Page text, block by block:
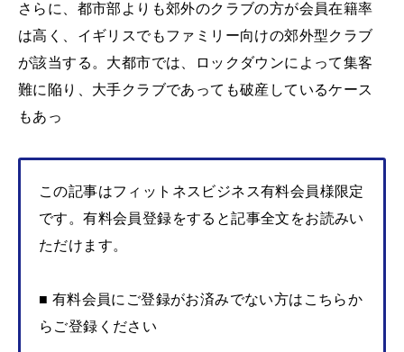
さらに、都市部よりも郊外のクラブの方が会員在籍率
は高く、イギリスでもファミリー向けの郊外型クラブ
が該当する。大都市では、ロックダウンによって集客
難に陥り、大手クラブであっても破産しているケース
もあっ
この記事はフィットネスビジネス有料会員様限定
です。有料会員登録をすると記事全文をお読みい
ただけます。
■ 有料会員にご登録がお済みでない方はこちらか
らご登録ください